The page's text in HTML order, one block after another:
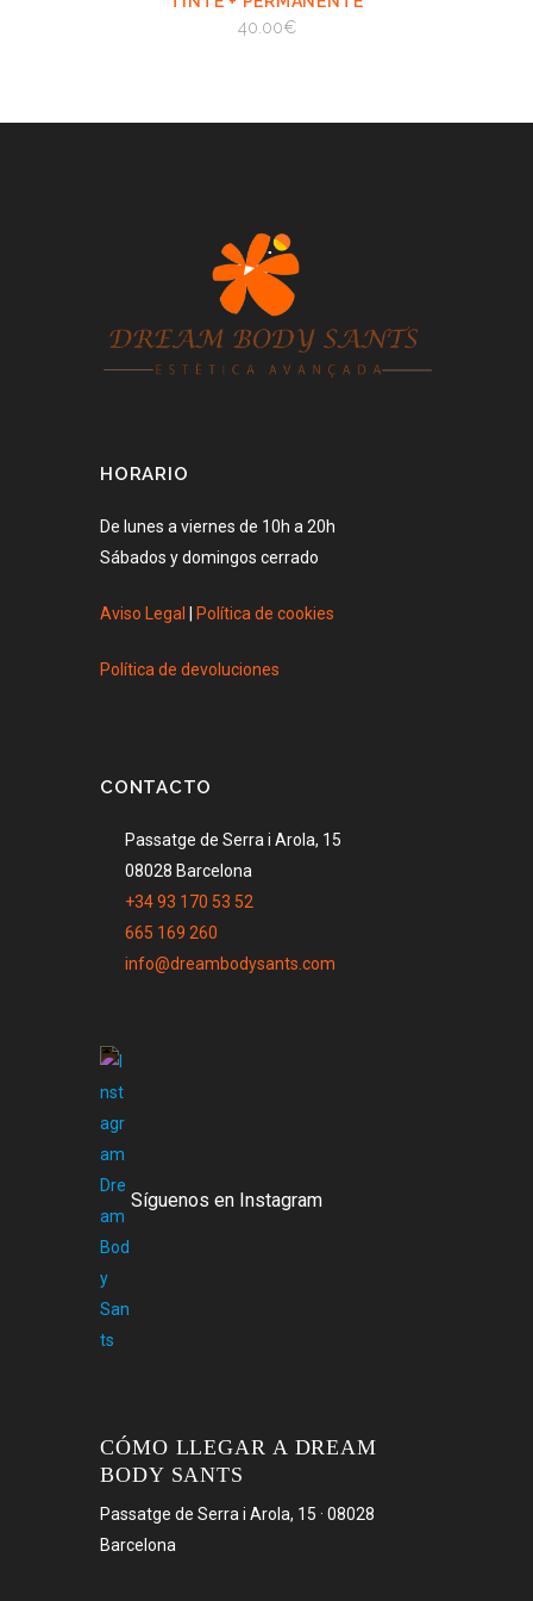
40.00€
HORARIO
De lunes a viernes de 10h a 20h
Sábados y domingos cerrado
Aviso Legal Política de cookies
Política de devoluciones
CONTACTO
Passatge de Serra i Arola, 15
08028 Barcelona
+34 93 170 53 52
665 169 260
info@dreambodysants.com
Síguenos en Instagram
CÓMO LLEGAR A DREAM
BODY SANTS
Passatge de Serra i Arola, 15 · 08028
Barcelona